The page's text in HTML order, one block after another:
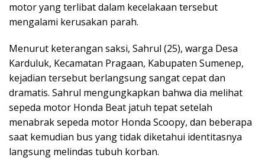
motor yang terlibat dalam kecelakaan tersebut
mengalami kerusakan parah.
Menurut keterangan saksi, Sahrul (25), warga Desa
Karduluk, Kecamatan Pragaan, Kabupaten Sumenep,
kejadian tersebut berlangsung sangat cepat dan
dramatis. Sahrul mengungkapkan bahwa dia melihat
sepeda motor Honda Beat jatuh tepat setelah
menabrak sepeda motor Honda Scoopy, dan beberapa
saat kemudian bus yang tidak diketahui identitasnya
langsung melindas tubuh korban.